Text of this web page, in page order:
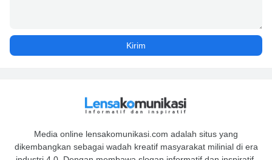
Media online lensakomunikasi.com adalah situs yang
dikembangkan sebagai wadah kreatif masyarakat milinial di era